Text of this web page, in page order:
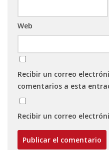
Web
Recibir un correo
comentarios a esta
Recibir un correo